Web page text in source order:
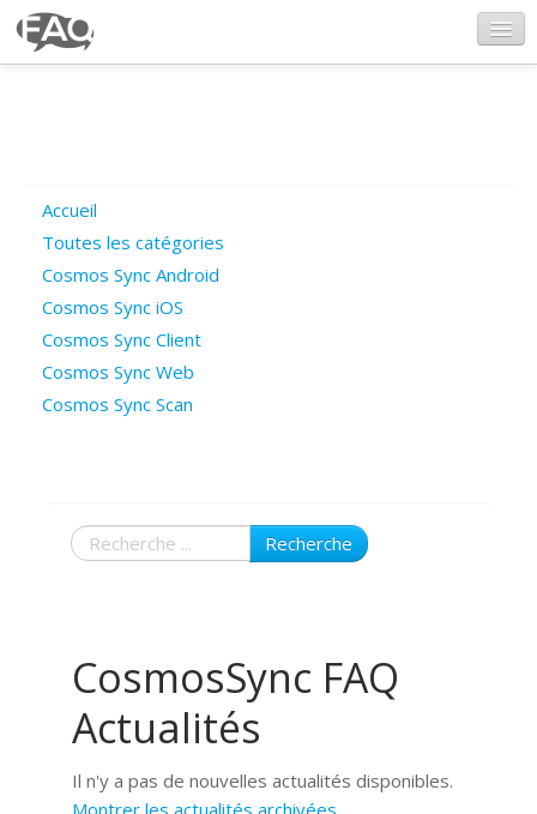
Poser une question
Questions ouvertes
Connexion
Accueil
Toutes les catégories
Cosmos Sync Android
Cosmos Sync iOS
Cosmos Sync Client
Cosmos Sync Web
Cosmos Sync Scan
Recherche
CosmosSync FAQ
Actualités
Il n'y a pas de nouvelles actualités disponibles.
Montrer les actualités archivées.